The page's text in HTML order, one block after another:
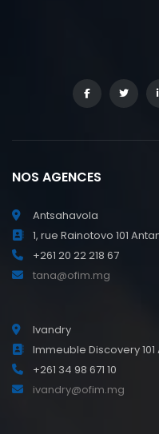
NOS AGENCES
Antsahavola
1, rue Rainotovo 101
+261 20 22 218 67
tana@ofim.mg
Ivandry
Immeuble Discovery
+261 34 98 671 10
ivandry@ofim.mg